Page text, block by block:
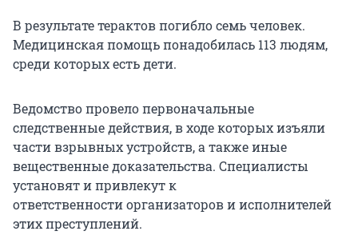
В результате терактов погибло семь человек.
Медицинская помощь понадобилась 113 людям,
среди которых есть дети.
Ведомство провело первоначальные
следственные действия, в ходе которых изъяли
части взрывных устройств, а также иные
вещественные доказательства. Специалисты
установят и привлекут к
ответственности организаторов и исполнителей
этих преступлений.